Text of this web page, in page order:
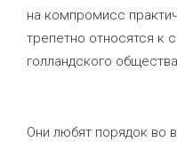
на компромисс
трепетно относятся к
голландского
Они любят порядок во